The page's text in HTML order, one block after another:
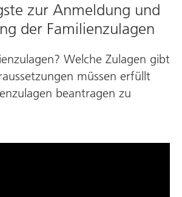
zur An­meldung und
der Familienzulagen
Welche Zulagen gibt
müssen erfüllt
beantragen zu